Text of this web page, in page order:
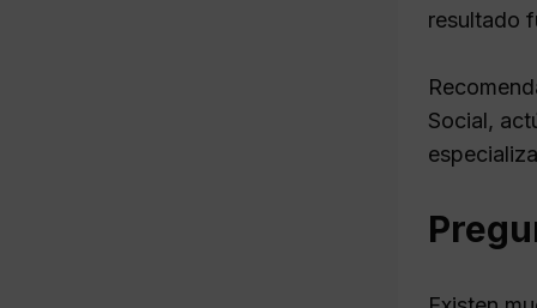
resultado
Social,